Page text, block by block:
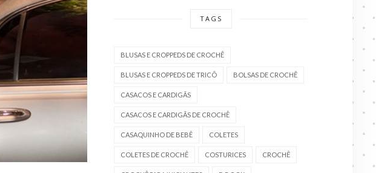
TAGS
BLUSAS E CROPPEDS DE CROCHÊ
BLUSAS E CROPPEDS DE TRICÔ BOLSAS DE CROCHÊ
CASACOS E CARDIGÃS
CASACOS E CARDIGÃS DE CROCHÊ
CASAQUINHO DE BEBÊ COLETES
COLETES DE CROCHÊ COSTURICES CROCHÊ